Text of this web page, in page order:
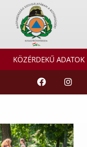
KÖZÉRDEKŰ ADATOK